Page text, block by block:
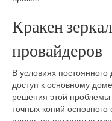
Кракен
провайдеров
В условиях
доступ к основному
решения этой проблемы
точных копий основного